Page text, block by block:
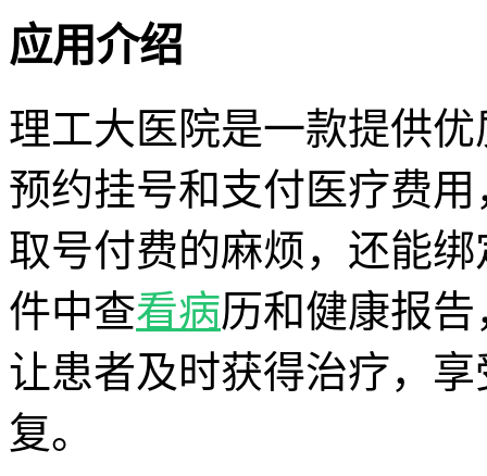
应用介绍
理工大医院是一款提供优
预约挂号和支付医疗费
取号付费的麻烦，还能
件中查看病历和健康报
让患者及时获得治疗，
复。